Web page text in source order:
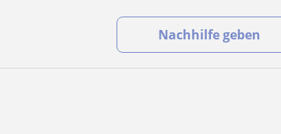
Nachhilfe geben